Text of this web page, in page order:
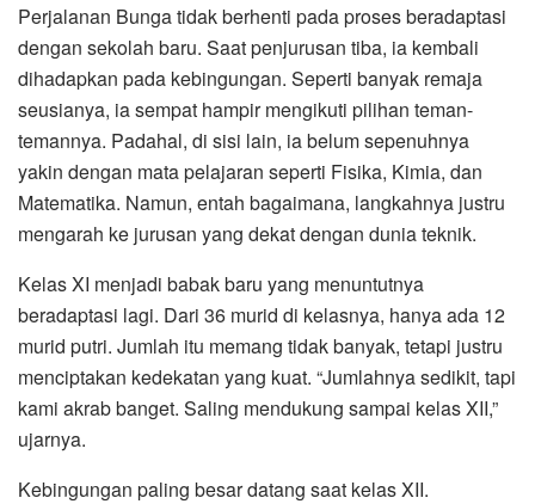
Perjalanan Bunga tidak berhenti pada proses beradaptasi
dengan sekolah baru. Saat penjurusan tiba, ia kembali
dihadapkan pada kebingungan. Seperti banyak remaja
seusianya, ia sempat hampir mengikuti pilihan teman-
temannya. Padahal, di sisi lain, ia belum sepenuhnya
yakin dengan mata pelajaran seperti Fisika, Kimia, dan
Matematika. Namun, entah bagaimana, langkahnya justru
mengarah ke jurusan yang dekat dengan dunia teknik.
Kelas XI menjadi babak baru yang menuntutnya
beradaptasi lagi. Dari 36 murid di kelasnya, hanya ada 12
murid putri. Jumlah itu memang tidak banyak, tetapi justru
menciptakan kedekatan yang kuat. “Jumlahnya sedikit, tapi
kami akrab banget. Saling mendukung sampai kelas XII,”
ujarnya.
Kebingungan paling besar datang saat kelas XII.